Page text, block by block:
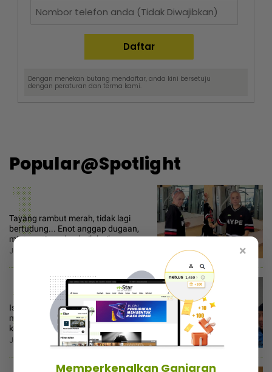
Dengan menekan butang mendaftar, anda kini bersetuju
dengan peraturan dan terma kami.
Popular@Spotlight
1
Tayang rambut merah, tidak lagi
bertudung... Enot anggap dugaan,
minta netizen doa baik-baik
Jumaat, 7 Ogos 2026 11:30 AM
2
Ismahalil dipenjara 30 tahun,
mahkamah rayuan ketepikan
keputusan bebas
Jumaat, 7 Ogos 2026 3:00 PM
×
Memperkenalkan Ganjaran